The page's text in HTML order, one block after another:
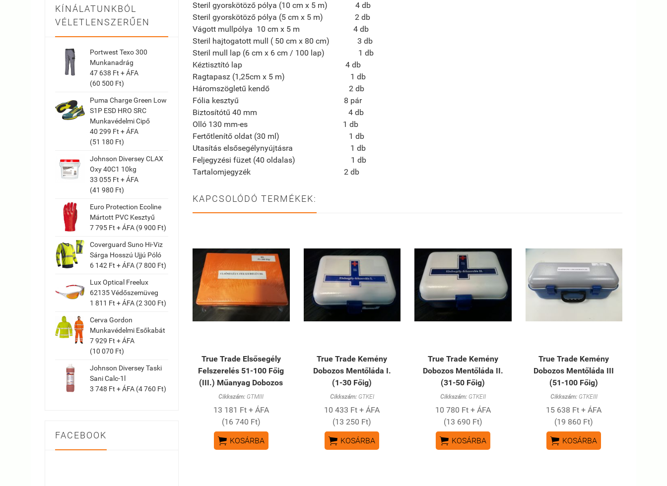
KÍNÁLATUNKBÓL
VÉLETLENSZERŰEN
Portwest Texo 300
Munkanadrág
47 638 Ft + ÁFA
(60 500 Ft)
Puma Charge Green Low
S1P ESD HRO SRC
Munkavédelmi Cipő
40 299 Ft + ÁFA
(51 180 Ft)
Johnson Diversey CLAX
Oxy 40C1 10kg
33 055 Ft + ÁFA
(41 980 Ft)
Euro Protection Ecoline
Mártott PVC Kesztyű
7 795 Ft + ÁFA (9 900 Ft)
Coverguard Suno Hi-Viz
Sárga Hosszú Ujjú Póló
6 142 Ft + ÁFA (7 800 Ft)
Lux Optical Freelux
62135 Védőszemüveg
1 811 Ft + ÁFA (2 300 Ft)
Cerva Gordon
Munkavédelmi Esőkabát
7 929 Ft + ÁFA
(10 070 Ft)
Johnson Diversey Taski
Sani Calc-1l
3 748 Ft + ÁFA (4 760 Ft)
FACEBOOK
Steril gyorskötöző pólya (10 cm x 5 m) 4 db
Steril gyorskötöző pólya (5 cm x 5 m) 2 db
Vágott mullpólya 10 cm x 5 m 4 db
Steril hajtogatott mull ( 50 cm x 80 cm) 3 db
Steril mull lap (6 cm x 6 cm / 100 lap) 1 db
Kéztisztító lap 4 db
Ragtapasz (1,25cm x 5 m) 1 db
Háromszögletű kendő 2 db
Fólia kesztyű 8 pár
Biztosítótű 40 mm 4 db
Olló 130 mm-es 1 db
Fertőtlenítő oldat (30 ml) 1 db
Utasítás elsősegélynyújtásra 1 db
Feljegyzési füzet (40 oldalas) 1 db
Tartalomjegyzék 2 db
KAPCSOLÓDÓ TERMÉKEK:
True Trade Elsősegély
Felszerelés 51-100 Főig
(III.) Műanyag Dobozos
Cikkszám: GTMIII
13 181 Ft + ÁFA
(16 740 Ft)
 KOSÁRBA
True Trade Kemény
Dobozos Mentőláda I.
(1-30 Főig)
Cikkszám:GTKEI
10 433 Ft + ÁFA
(13 250 Ft)
 KOSÁRBA
True Trade Kemény
Dobozos Mentőláda II.
(31-50 Főig)
Cikkszám:GTKEII
10 780 Ft + ÁFA
(13 690 Ft)
 KOSÁRBA
True Trade Kemény
Dobozos Mentőláda III
(51-100 Főig)
Cikkszám:GTKEIII
15 638 Ft + ÁFA
(19 860 Ft)
 KOSÁRBA